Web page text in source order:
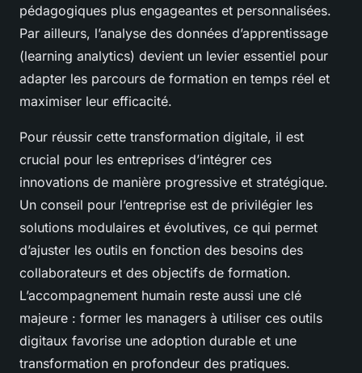
pédagogiques plus engageantes et personnalisées.
Par ailleurs, l’analyse des données d’apprentissage
(learning analytics) devient un levier essentiel pour
adapter les parcours de formation en temps réel et
maximiser leur efficacité.
Pour réussir cette transformation digitale, il est
crucial pour les entreprises d’intégrer ces
innovations de manière progressive et stratégique.
Un conseil pour l’entreprise est de privilégier les
solutions modulaires et évolutives, ce qui permet
d’ajuster les outils en fonction des besoins des
collaborateurs et des objectifs de formation.
L’accompagnement humain reste aussi une clé
majeure : former les managers à utiliser ces outils
digitaux favorise une adoption durable et une
transformation en profondeur des pratiques.